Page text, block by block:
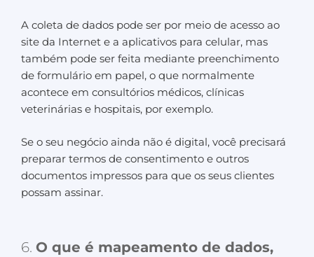
A coleta de dados pode ser por meio de acesso ao
site da Internet e a aplicativos para celular, mas
também pode ser feita mediante preenchimento
de formulário em papel, o que normalmente
acontece em consultórios médicos, clínicas
veterinárias e hospitais, por exemplo.
Se o seu negócio ainda não é digital, você precisará
preparar termos de consentimento e outros
documentos impressos para que os seus clientes
possam assinar.
6. O que é mapeamento de dados,